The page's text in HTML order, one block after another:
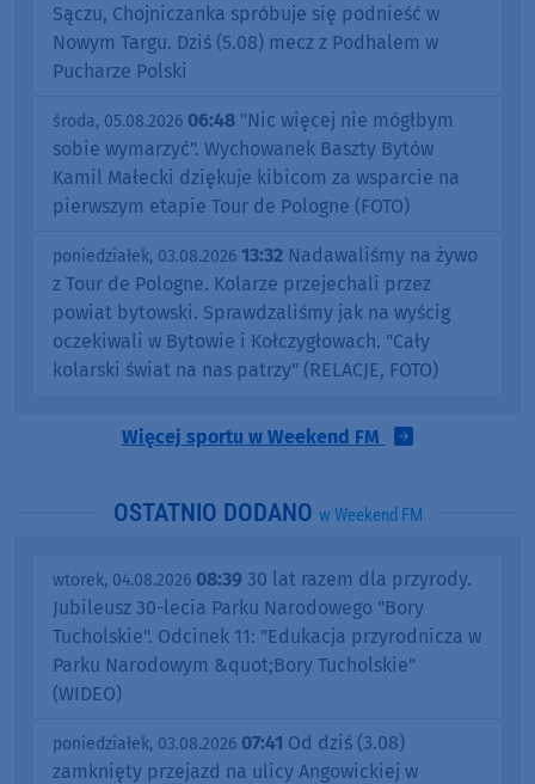
Sączu, Chojniczanka spróbuje się podnieść w
Nowym Targu. Dziś (5.08) mecz z Podhalem w
Pucharze Polski
środa, 05.08.2026 06:48 "Nic więcej nie mógłbym
sobie wymarzyć". Wychowanek Baszty Bytów
Kamil Małecki dziękuje kibicom za wsparcie na
pierwszym etapie Tour de Pologne (FOTO)
poniedziałek, 03.08.2026 13:32 Nadawaliśmy na żywo
z Tour de Pologne. Kolarze przejechali przez
powiat bytowski. Sprawdzaliśmy jak na wyścig
oczekiwali w Bytowie i Kołczygłowach. "Cały
kolarski świat na nas patrzy" (RELACJE, FOTO)
Więcej sportu w Weekend FM
OSTATNIO DODANO w Weekend FM
wtorek, 04.08.2026 08:39 30 lat razem dla przyrody.
Jubileusz 30-lecia Parku Narodowego "Bory
Tucholskie". Odcinek 11: "Edukacja przyrodnicza w
Parku Narodowym &quot;Bory Tucholskie"
(WIDEO)
poniedziałek, 03.08.2026 07:41 Od dziś (3.08)
zamknięty przejazd na ulicy Angowickiej w